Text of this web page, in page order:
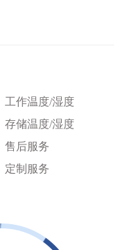
工作温度/湿度
存储温度/湿度
售后服务
定制服务